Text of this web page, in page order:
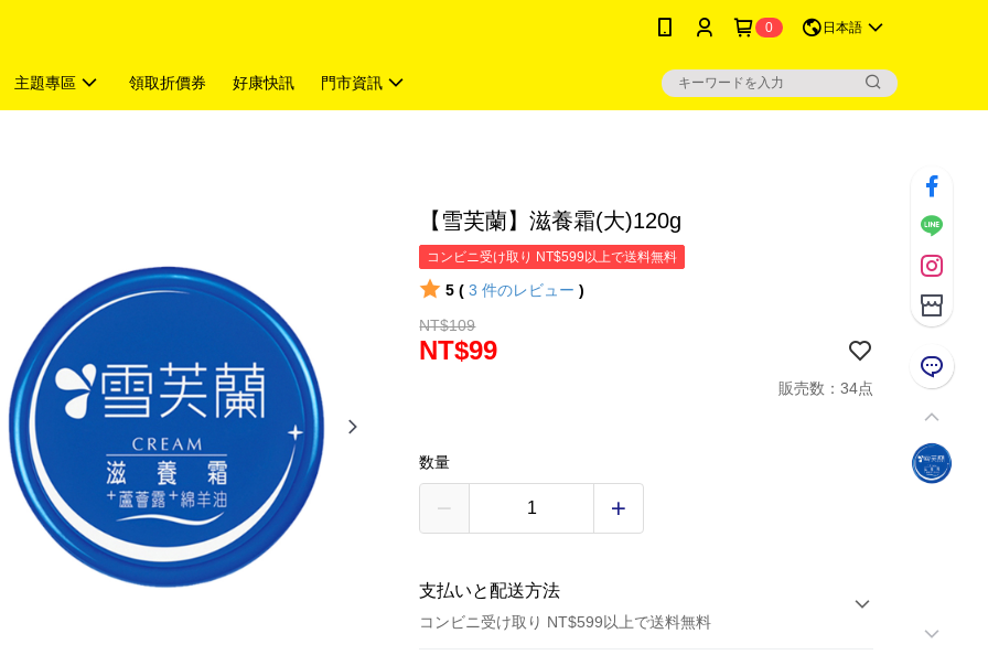
0 日本語
主題專區 領取折價券 好康快訊 門市資訊
【雪芙蘭】滋養霜(大)120g
コンビニ受け取り NT$599以上で送料無料
5 ( 3件のレビュー )
NT$109
NT$99
販売数：34点
数量
支払いと配送方法
コンビニ受け取り NT$599以上で送料無料